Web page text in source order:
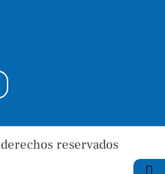
reservados